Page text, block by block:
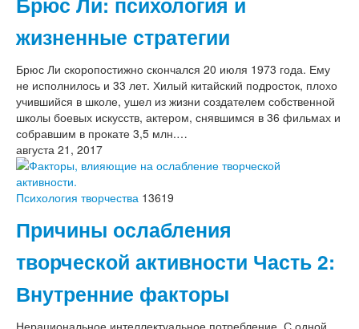
жизненные стратегии
Брюс Ли скоропостижно скончался 20 июля 1973 года. Ему
не исполнилось и 33 лет. Хилый китайский подросток, плохо
учившийся в школе, ушел из жизни создателем собственной
школы боевых искусств, актером, снявшимся в 36 фильмах и
собравшим в прокате 3,5 млн.…
августа 21, 2017
Психология творчества 13619
Причины ослабления
творческой активности Часть 2:
Внутренние факторы
Нерациональное интеллектуальное потребление. С одной